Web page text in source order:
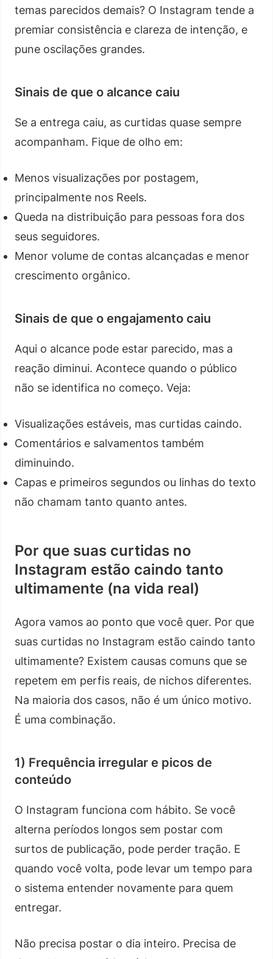
temas parecidos demais? O Instagram tende a
premiar consistência e clareza de intenção, e
pune oscilações grandes.
Sinais de que o alcance caiu
Se a entrega caiu, as curtidas quase sempre
acompanham. Fique de olho em:
Menos visualizações por postagem,
principalmente nos Reels.
Queda na distribuição para pessoas fora dos
seus seguidores.
Menor volume de contas alcançadas e menor
crescimento orgânico.
Sinais de que o engajamento caiu
Aqui o alcance pode estar parecido, mas a
reação diminui. Acontece quando o público
não se identifica no começo. Veja:
Visualizações estáveis, mas curtidas caindo.
Comentários e salvamentos também
diminuindo.
Capas e primeiros segundos ou linhas do texto
não chamam tanto quanto antes.
Por que suas curtidas no
Instagram estão caindo tanto
ultimamente (na vida real)
Agora vamos ao ponto que você quer. Por que
suas curtidas no Instagram estão caindo tanto
ultimamente? Existem causas comuns que se
repetem em perfis reais, de nichos diferentes.
Na maioria dos casos, não é um único motivo.
É uma combinação.
1) Frequência irregular e picos de
conteúdo
O Instagram funciona com hábito. Se você
alterna períodos longos sem postar com
surtos de publicação, pode perder tração. E
quando você volta, pode levar um tempo para
o sistema entender novamente para quem
entregar.
Não precisa postar o dia inteiro. Precisa de